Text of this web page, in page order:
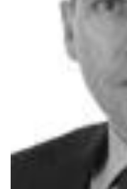
o
i